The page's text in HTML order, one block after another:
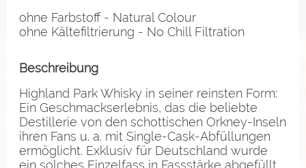
ohne Farbstoff - Natural Colour
ohne Kältefiltrierung - No Chill Filtration
Beschreibung
Highland Park Whisky in seiner reinsten Form:
Ein Geschmackserlebnis, das die beliebte
Destillerie von den schottischen Orkney-Inseln
ihren Fans u. a. mit Single-Cask-Abfüllungen
ermöglicht. Exklusiv für Deutschland wurde
ein solches Einzelfass in Fassstärke abgefüllt.